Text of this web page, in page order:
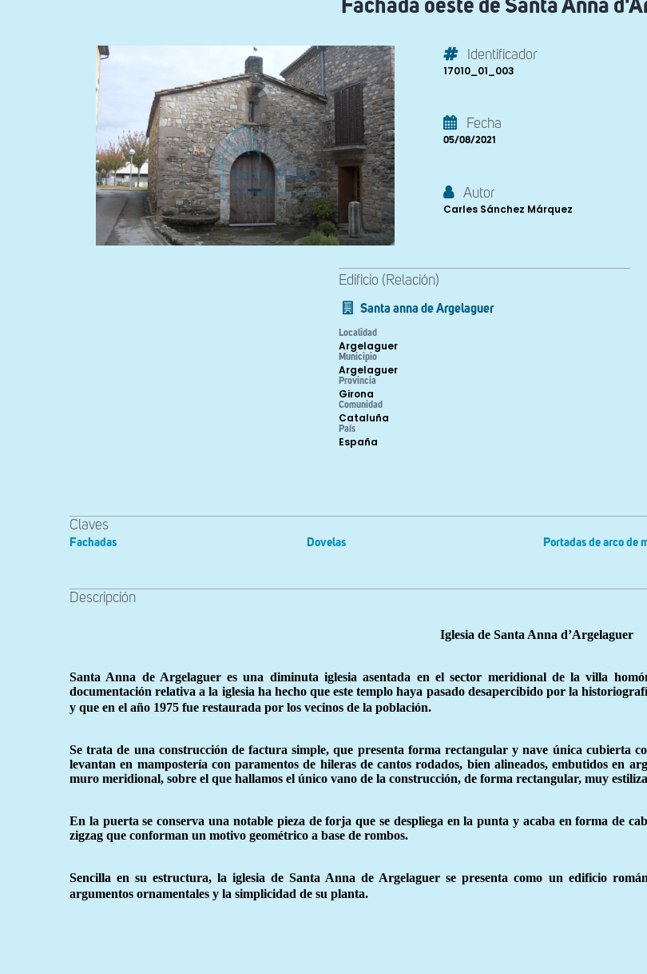
Fachada oeste de Santa Anna
Identificador
17010_01_003
Fecha
05/08/2021
Autor
Carles Sánchez Márquez
Edificio (Relación)
Santa anna de Argelaguer
Localidad
Argelaguer
Municipio
Argelaguer
Provincia
Girona
Comunidad
Cataluña
País
España
Claves
Fachadas Dovelas Portadas de arco de
Descripción
Iglesia de Santa Anna d’Argelaguer
Santa Anna de Argelaguer es una diminuta iglesia asentada en el sector meridional de la villa
documentación relativa a la iglesia ha hecho que este templo haya pasado desapercibido por la
y que en el año 1975 fue restaurada por los vecinos de la población.
Se trata de una construcción de factura simple, que presenta forma rectangular y nave única cubierta
levantan en mampostería con paramentos de hileras de cantos rodados, bien alineados, embutidos en
muro meridional, sobre el que hallamos el único vano de la construcción, de forma rectangular, muy
En la puerta se conserva una notable pieza de forja que se despliega en la punta y acaba en forma de
zigzag que conforman un motivo geométrico a base de rombos.
Sencilla en su estructura, la iglesia de Santa Anna de Argelaguer se presenta como un edificio
argumentos ornamentales y la simplicidad de su planta.